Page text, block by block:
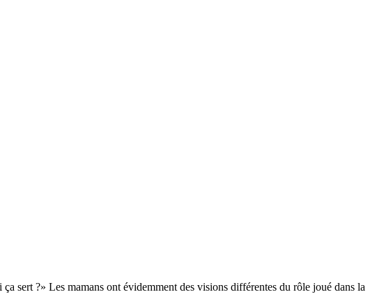
sert ?» Les mamans ont évidemment des visions différentes du rôle joué dans la